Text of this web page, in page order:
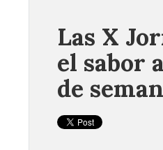
Las X
el sabor
de